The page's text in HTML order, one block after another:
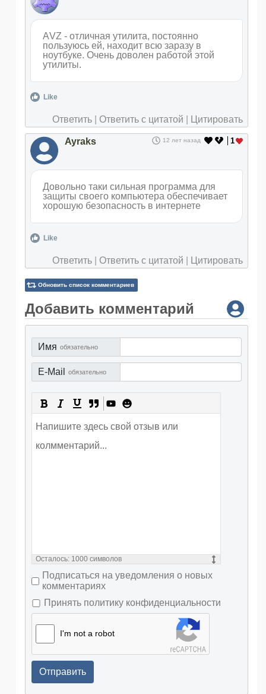
АVZ - отличная утилита, постоянно
пользуюсь ей, находит всю заразу в
ноутбуке. Очень доволен работой этой
утилиты.
Like
Ответить Ответить с цитатой Цитировать
1
Ayraks 12 лет назад
Довольно таки сильная программа для
защиты своего компьютера обеспечивает
хорошую безопасность в интернете
Like
Ответить Ответить с цитатой Цитировать
Обновить список комментариев
Добавить комментарий
Имя обязательно
E-Mail обязательно
Осталось: 1000 символов
Подписаться на уведомления о новых
комментариях
Принять политику конфиденциальности
I'm not a robot
Отправить